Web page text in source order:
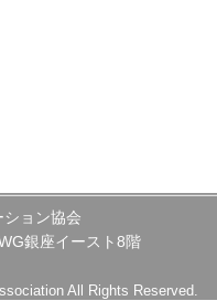
ョン協会
銀座イースト8階
All Rights Reserved.